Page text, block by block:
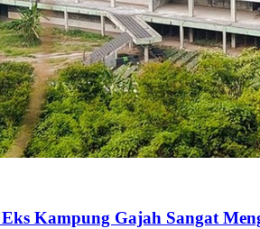
Kampung Gajah Sangat